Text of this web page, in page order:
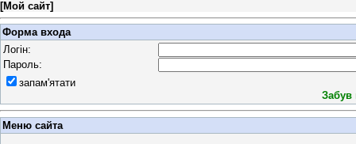
[Мой сайт]
Форма входа
Логін:
Пароль:
запам'ятати
Забув
Меню сайта